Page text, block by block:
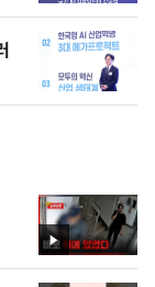
영
상